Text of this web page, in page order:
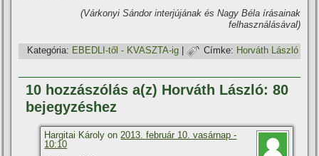
(Várkonyi Sándor interjújának és Nagy Béla í­rásainak
felhasználásával)
Kategória: EBEDLI-től - KVASZTA-ig | Címke: Horváth László
10 hozzászólás a(z) Horváth László: 80
bejegyzéshez
Hargitai Károly on2013. február 10. vasárnap -
10:10